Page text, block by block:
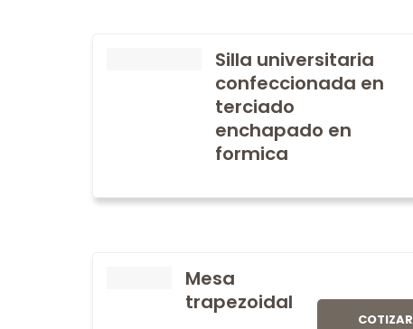
Silla universitaria
confeccionada en
terciado
enchapado en
formica
Mesa
trapezoidal
COTIZAR